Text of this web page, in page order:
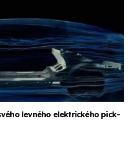
levného elektrického pick-